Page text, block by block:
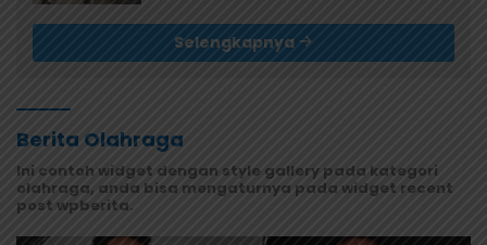
Selengkapnya
Berita Olahraga
Ini contoh widget dengan style gallery pada kategori
olahraga, anda bisa mengaturnya pada widget recent
post wpberita.